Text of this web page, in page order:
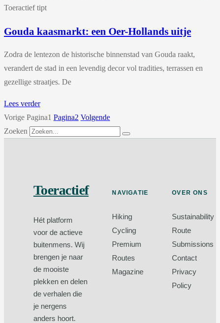
Toeractief tipt
Gouda kaasmarkt: een Oer-Hollands uitje
Zodra de lentezon de historische binnenstad van Gouda raakt,
verandert de stad in een levendig decor vol tradities, terrassen en
gezellige straatjes. De
Lees verder
Vorige Pagina1 Pagina2 Volgende
Zoeken
Toeractief
Hét platform
voor de actieve
buitenmens. Wij
brengen je naar
de mooiste
plekken en delen
de verhalen die
je nergens
anders hoort.
NAVIGATIE
Hiking
Cycling
Premium
Routes
Magazine
OVER ONS
Sustainability
Route
Submissions
Contact
Privacy
Policy